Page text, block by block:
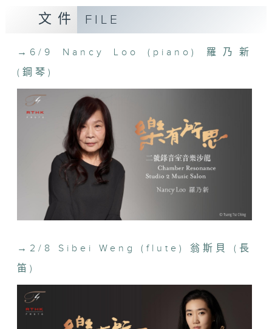
experience. Within the intimate
confines of the music salon,
performers and audience alike
were immersed in a tapestry of
Every thought and feeling found
expression through the power of
music, forging a profound
connection between musicians and
listeners that was truly priceless.
Expect a diverse array of themes
in our upcoming season.
去年的「樂有所思」得到各位表演者和觀眾的
互通的一刻，正是表演藝術最珍貴之處。亦因
為二號錄音室狹小，觀眾圍着表演者而坐，沒
有台上台下之分，每個音符就在身邊，幾乎觸
手可及。這是在傳統音樂廳難以獲得的體驗。
「樂有所思」第二季節目的音樂家將會展現更
文件 FILE
→ 6/9 Nancy Loo (piano) 羅乃新
(鋼琴)
→ 2/8 Sibei Weng (flute) 翁斯貝 (長
笛)